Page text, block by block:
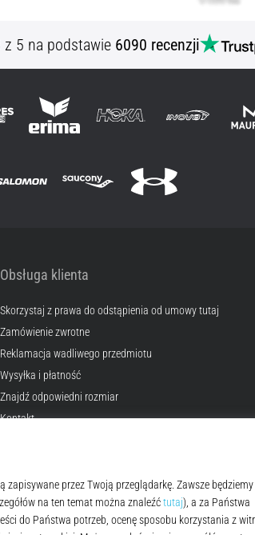
z 5 na podstawie 6090 recenzji
Obsługa klienta
Skorzystaj z prawa do odstąpienia od umowy tutaj
Zamówienie zwrotne
Reklamacja wadliwego przedmiotu
Wysyłka i płatność
Znajdź odpowiedni rozmiar
Kontakt